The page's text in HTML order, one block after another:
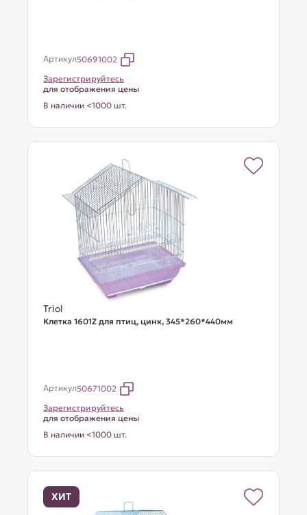
Артикул50691002
Зарегистрируйтесь
для отображения цены
В наличии <1000 шт.
Triol
Клетка 1601Z для птиц, цинк, 345*260*440мм
Артикул50671002
Зарегистрируйтесь
для отображения цены
В наличии <1000 шт.
ХИТ